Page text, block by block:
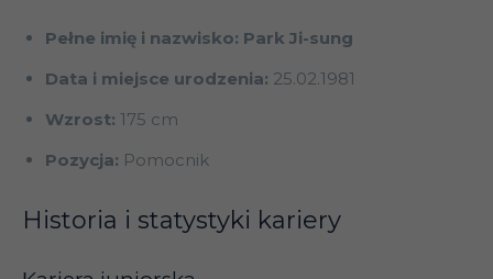
Pełne imię i nazwisko: Park Ji-sung
Data i miejsce urodzenia: 25.02.1981
Wzrost: 175 cm
Pozycja: Pomocnik
Historia i statystyki kariery